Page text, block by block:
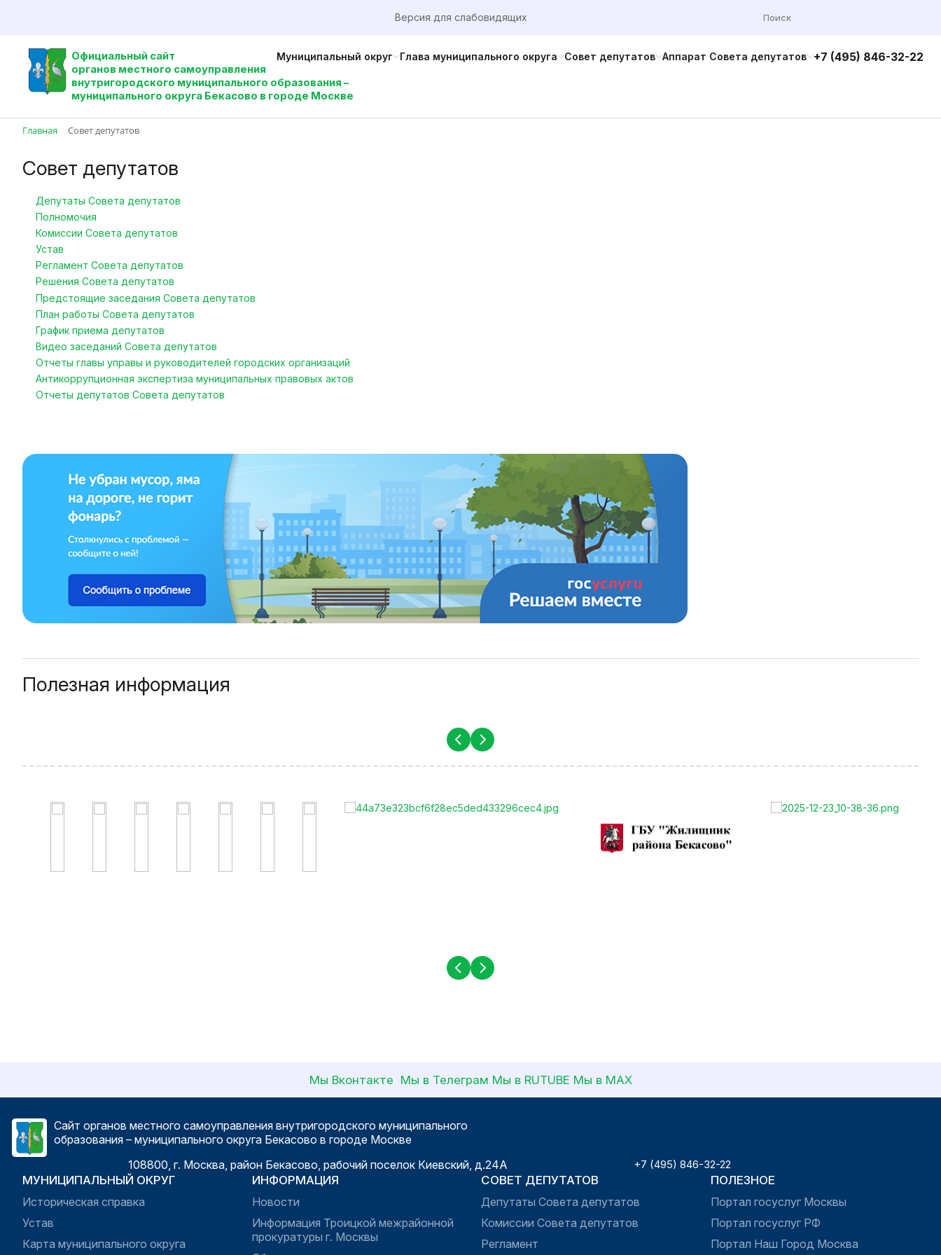
Версия для слабовидящих
Официальный сайт
органов местного самоуправления
внутригородского муниципального образования –
муниципального округа Бекасово в городе Москве
Муниципальный округ Глава муниципального округа Совет депутатов Аппарат Совета депутатов +7 (495) 846-32-22
Главная Совет депутатов
Совет депутатов
Депутаты Совета депутатов
Полномочия
Комиссии Совета депутатов
Устав
Регламент Совета депутатов
Решения Совета депутатов
Предстоящие заседания Совета депутатов
План работы Совета депутатов
График приема депутатов
Видео заседаний Совета депутатов
Отчеты главы управы и руководителей городских организаций
Антикоррупционная экспертиза муниципальных правовых актов
Отчеты депутатов Совета депутатов
Полезная информация
Мы Вконтакте Мы в Телеграм Мы в RUTUBE Мы в МАХ
Сайт органов местного самоуправления внутригородского муниципального
образования – муниципального округа Бекасово в городе Москве
108800, г. Москва, район Бекасово, рабочий поселок Киевский, д.24А
+7 (495) 846-32-22
МУНИЦИПАЛЬНЫЙ ОКРУГ
Историческая справка
Устав
Карта муниципального округа
ИНФОРМАЦИЯ
Новости
Информация Троицкой межрайонной
прокуратуры г. Москвы
СОВЕТ ДЕПУТАТОВ
Депутаты Совета депутатов
Комиссии Совета депутатов
Регламент
ПОЛЕЗНОЕ
Портал госуслуг Москвы
Портал госуслуг РФ
Портал Наш Город Москва